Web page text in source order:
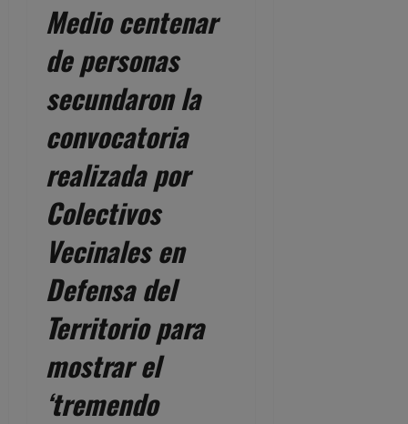
Medio centenar
de personas
secundaron la
convocatoria
realizada por
Colectivos
Vecinales en
Defensa del
Territorio para
mostrar el
‘tremendo